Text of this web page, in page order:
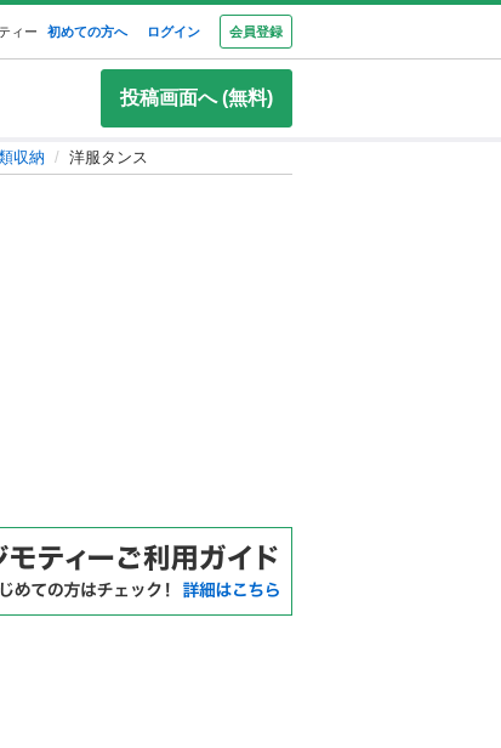
ィー 初めての方へ ログイン 会員登録
投稿画面へ (無料)
収納 洋服タンス